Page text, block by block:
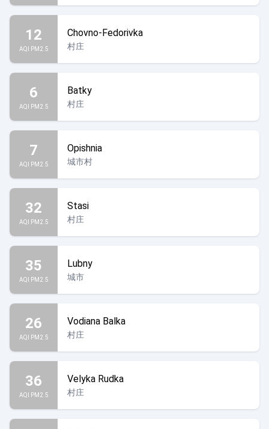
12
AQI PM2.5
Chovno-Fedorivka
村庄
6
AQI PM2.5
Batky
村庄
7
AQI PM2.5
Opishnia
城市村
32
AQI PM2.5
Stasi
村庄
35
AQI PM2.5
Lubny
城市
26
AQI PM2.5
Vodiana Balka
村庄
36
AQI PM2.5
Velyka Rudka
村庄